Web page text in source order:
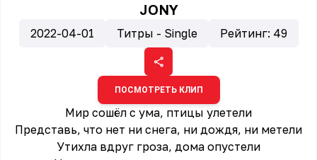
JONY
2022-04-01 Титры - Single Рейтинг: 49
ПОСМОТРЕТЬ КЛИП
Мир сошёл с ума, птицы улетели
Представь, что нет ни снега, ни дождя, ни метели
Утихла вдруг гроза, дома опустели